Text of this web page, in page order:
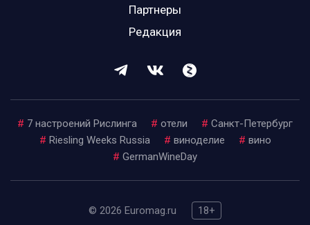
Партнеры
Редакция
# 7 настроений Рислинга # отели # Санкт-Петербург
# Riesling Weeks Russia # виноделие # вино
# GermanWineDay
© 2026 Euromag.ru 18+